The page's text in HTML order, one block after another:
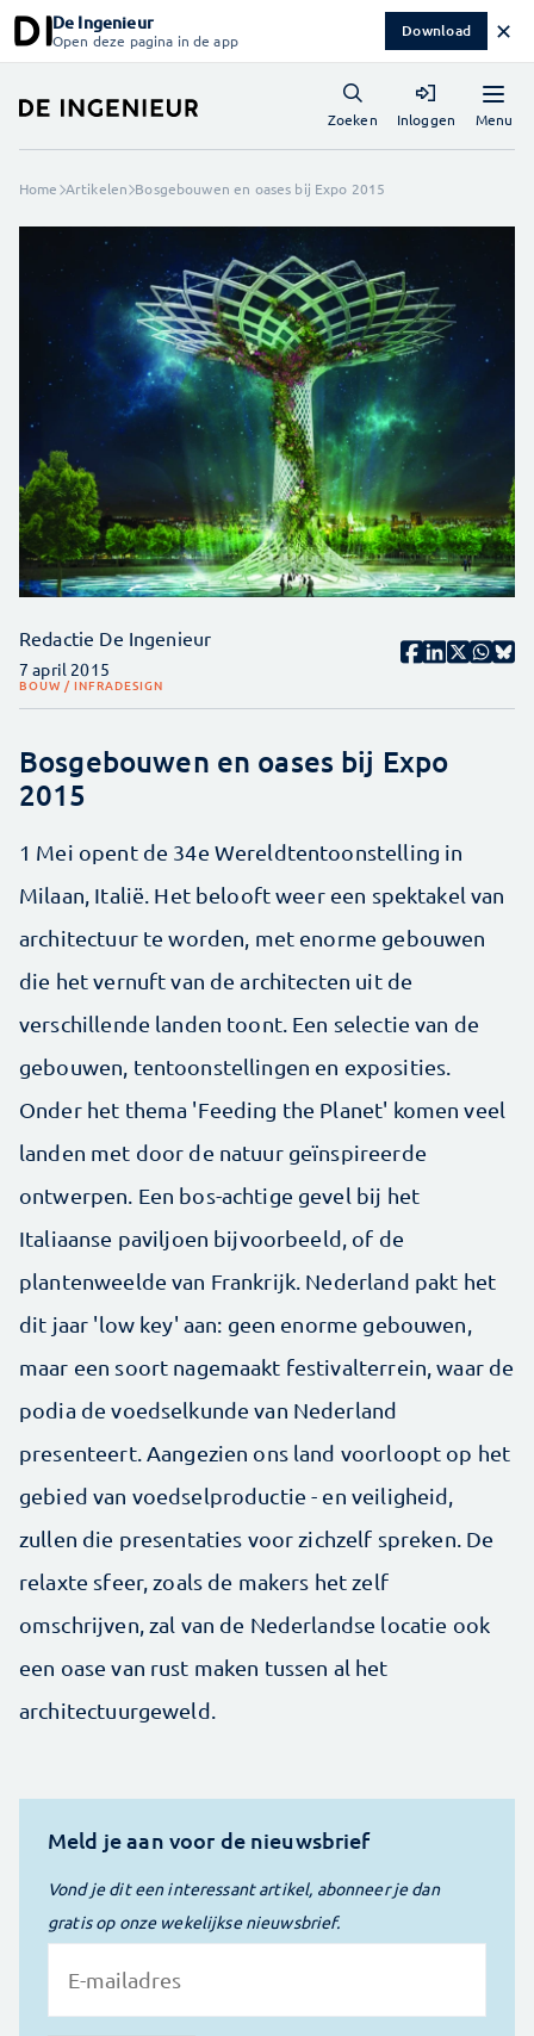
De Ingenieur
Open deze pagina in de app Download ✕
Menu
Zoeken Inloggen
Home Artikelen Bosgebouwen en oases bij Expo 2015
Redactie De Ingenieur
7 april 2015
BOUW / INFRADESIGN
Bosgebouwen en oases bij Expo
2015
1 Mei opent de 34e Wereldtentoonstelling in
Milaan, Italië. Het belooft weer een spektakel van
architectuur te worden, met enorme gebouwen
die het vernuft van de architecten uit de
verschillende landen toont. Een selectie van de
gebouwen, tentoonstellingen en exposities.
Onder het thema 'Feeding the Planet' komen veel
landen met door de natuur geïnspireerde
ontwerpen. Een bos-achtige gevel bij het
Italiaanse paviljoen bijvoorbeeld, of de
plantenweelde van Frankrijk. Nederland pakt het
dit jaar 'low key' aan: geen enorme gebouwen,
maar een soort nagemaakt festivalterrein, waar de
podia de voedselkunde van Nederland
presenteert. Aangezien ons land voorloopt op het
gebied van voedselproductie - en veiligheid,
zullen die presentaties voor zichzelf spreken. De
relaxte sfeer, zoals de makers het zelf
omschrijven, zal van de Nederlandse locatie ook
een oase van rust maken tussen al het
architectuurgeweld.
Meld je aan voor de nieuwsbrief
Vond je dit een interessant artikel, abonneer je dan
gratis op onze wekelijkse nieuwsbrief.